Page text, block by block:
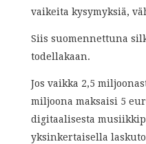
vaikeita kysymyksiä,
Siis suomennettuna
todellakaan.
Jos vaikka 2,5
miljoona maksaisi 5
digitaalisesta
yksinkertaisella